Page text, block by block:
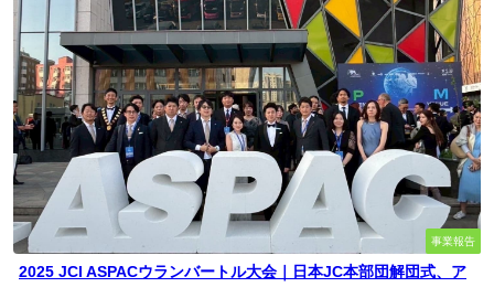
事業報告
2025 JCI ASPACウランバートル大会｜日本JC本部団解団式、ア